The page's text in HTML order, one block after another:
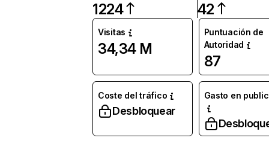
1224 42
Visitas
34,34 M
Puntuación de
Autoridad
87
Coste del tráfico
Desbloquear
Gasto en